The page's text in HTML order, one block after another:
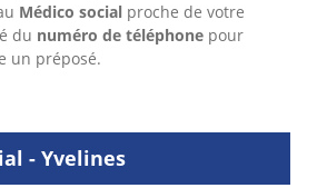
Médico social proche de votre
du numéro de téléphone pour
un préposé.
- Yvelines